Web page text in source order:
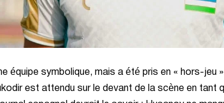
équipe symbolique, mais a été pris en « hors-jeu
est attendu sur le devant de la scène en tant